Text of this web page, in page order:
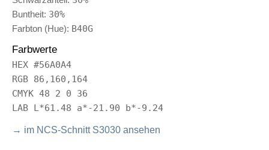
Buntheit: 30%
Farbton (Hue): B40G
Farbwerte
HEX #56A0A4
RGB 86,160,164
CMYK 48 2 0 36
LAB L*61.48 a*-21.90 b*-9.24
→ im NCS-Schnitt S3030 ansehen